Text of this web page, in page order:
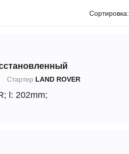
Сортировка:
Стартер LAND ROVER
l: 202mm;